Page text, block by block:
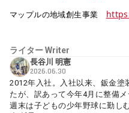
マップルの地域創生事業
ライターWriter
長谷川 明憲
2026.06.30
2012年入社。入社以来、鈑金塗
たが、訳あって今年4月に整備
週末は子どもの少年野球に勤しむ